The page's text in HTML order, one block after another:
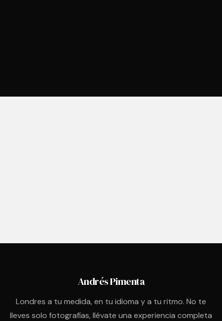
Andrés Pimenta
Londres a tu medida, en tu idioma y a tu ritmo. No te
lleves solo fotografías, llévate una experiencia completa